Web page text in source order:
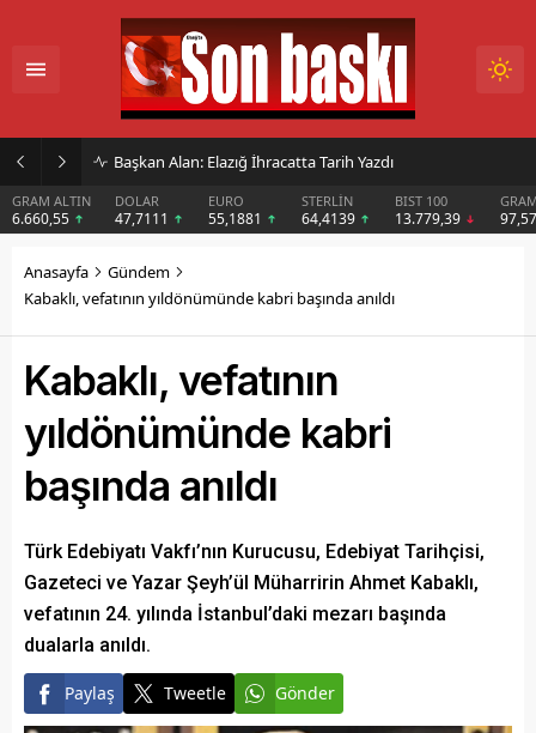
İmar Kararı Mahkemeye Taşındı
DOLAR
47,7111
EURO
55,1881
STERLİN
64,4139
BIST 100
13.779,39
GRAM GÜMÜŞ
97,57
Anasayfa
Gündem
Kabaklı, vefatının yıldönümünde kabri başında anıldı
Kabaklı, vefatının
yıldönümünde kabri
başında anıldı
Türk Edebiyatı Vakfı’nın Kurucusu, Edebiyat Tarihçisi,
Gazeteci ve Yazar Şeyh’ül Müharririn Ahmet Kabaklı,
vefatının 24. yılında İstanbul’daki mezarı başında
dualarla anıldı.
Paylaş Tweetle Gönder